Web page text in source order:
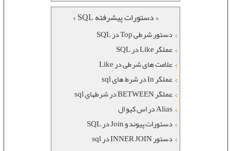
« دستورات پیشرفته SQL »
دستور شرطی Top در SQL
عملگر Like در SQL
علامت های شرطی در Like
عملگر In در شرط های sql
عملگر BETWEEN در شرطهای sql
Alias در اس کیو ال
دستورات پیوند و Join در SQL
دستور INNER JOIN در sql